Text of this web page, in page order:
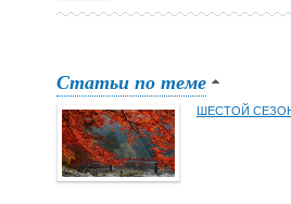
Статьи по теме
ШЕСТОЙ